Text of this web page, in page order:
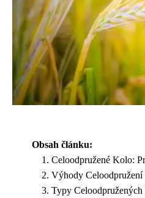
Obsah článku:
Celoodpružené Kolo:
Výhody Celoodpružení
Typy